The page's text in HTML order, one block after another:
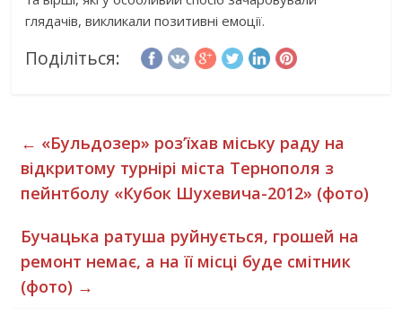
глядачів, викликали позитивні емоції.
Поділіться:
← «Бульдозер» роз’їхав міську раду на
відкритому турнірі міста Тернополя з
пейнтболу «Кубок Шухевича-2012» (фото)
Бучацька ратуша руйнується, грошей на
ремонт немає, а на її місці буде смітник
(фото) →